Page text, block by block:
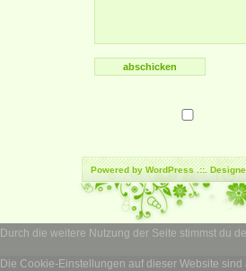
Powered byWordPress.::.
Durch die weitere Nutzung der Seite stimmst du
Die Cookie-Einstellungen auf dieser Website